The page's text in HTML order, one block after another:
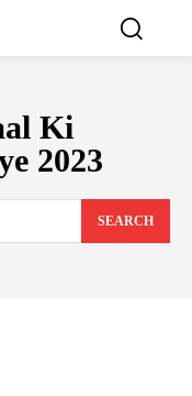
Ki
2023
SEARCH